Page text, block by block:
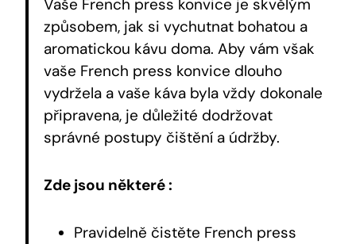
Vaše French press konvice je skvělým
způsobem, jak si vychutnat bohatou a
aromatickou kávu doma. Aby vám však
vaše French press konvice dlouho
vydržela a vaše káva byla vždy dokonale
připravena, je důležité dodržovat
správné postupy čištění a údržby.
Zde jsou některé :
Pravidelně čistěte French press